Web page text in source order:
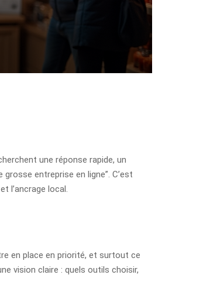
une réponse rapide, un
grosse entreprise en ligne”. C’est
l’ancrage local.
en place en priorité, et surtout ce
vision claire : quels outils choisir,